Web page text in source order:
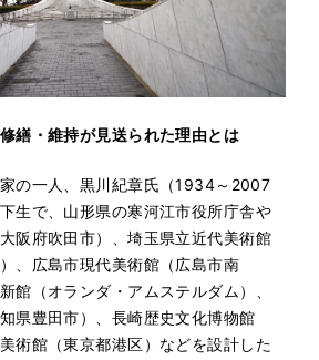
繕・維持が見送られた理由とは
の一人、黒川紀章氏（1934～2007
生で、山形県の寒河江市役所庁舎や
阪府吹田市）、埼玉県立近代美術館
、広島市現代美術館（広島市南
館（オランダ・アムステルダム）、
県豊田市）、長崎歴史文化博物館
術館（東京都港区）などを設計した